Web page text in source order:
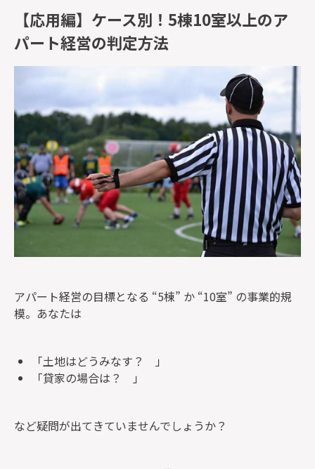
【応用編】ケース別！5棟10室以上のア
パート経営の判定方法
アパート経営の目標となる “5棟” か “10室” の事業的規
模。あなたは
「土地はどうみなす？ 」
「貸家の場合は？ 」
など疑問が出てきていませんでしょうか？